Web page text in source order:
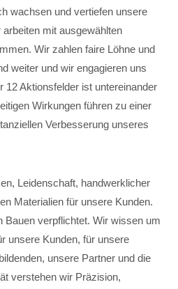
wachsen und vertiefen unsere
mit ausgewählten
Wir zahlen faire Löhne und
weiter und wir engagieren uns
12 Aktionsfelder ist untereinander
Wirkungen führen zu einer
Verbesserung unseres
Leidenschaft, handwerklicher
Materialien für unsere Kunden.
Bauen verpflichtet. Wir wissen um
unsere Kunden, für unsere
unsere Partner und die
verstehen wir Präzision,